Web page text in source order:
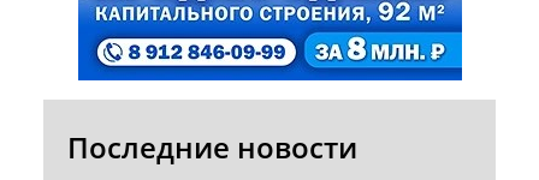
Последние новости